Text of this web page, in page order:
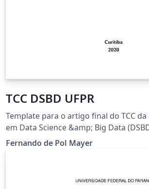
TCC DSBD UFPR
Template para o artigo final do TCC da
em Data Science &amp; Big Data
Fernando de Pol Mayer